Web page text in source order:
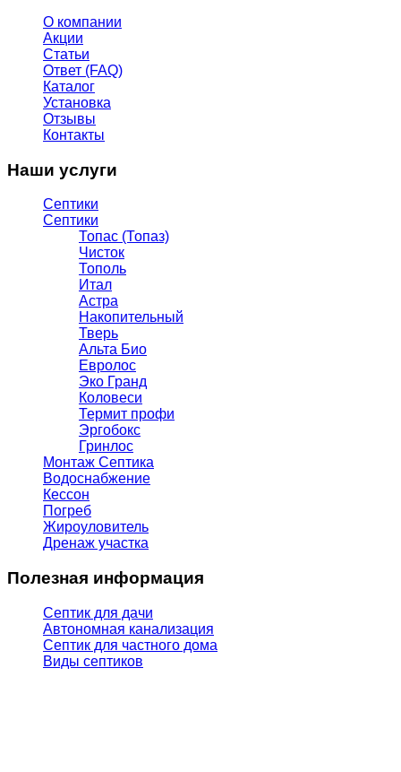
О компании
Акции
Статьи
Ответ (FAQ)
Каталог
Установка
Отзывы
Контакты
Наши услуги
Септики
Септики
Топас (Топаз)
Чисток
Тополь
Итал
Астра
Накопительный
Тверь
Альта Био
Евролос
Эко Гранд
Коловеси
Термит профи
Эргобокс
Гринлос
Монтаж Септика
Водоснабжение
Кессон
Погреб
Жироуловитель
Дренаж участка
Полезная информация
Септик для дачи
Автономная канализация
Септик для частного дома
Виды септиков